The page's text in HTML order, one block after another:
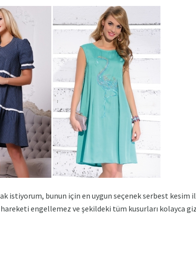
istiyorum, bunun için en uygun seçenek serbest kesim
engellemez ve şekildeki tüm kusurları kolayca